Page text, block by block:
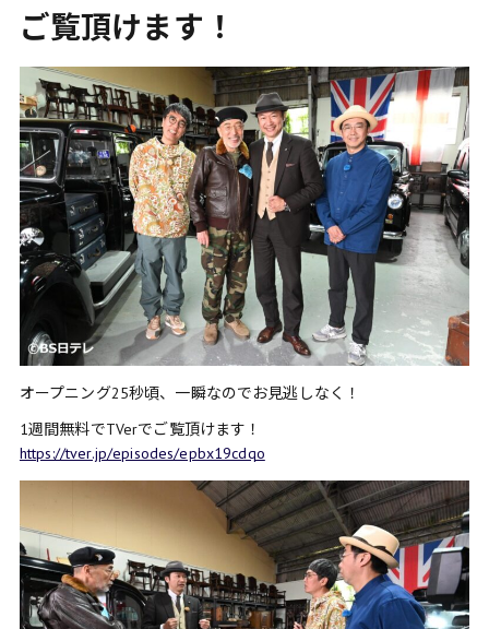
ご覧頂けます！
オープニング25秒頃、一瞬なのでお見逃しなく！
1週間無料でTVerでご覧頂けます！
https://tver.jp/episodes/epbx19cdqo